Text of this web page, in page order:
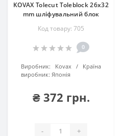
KOVAX Tolecut Toleblock 26x32
mm шліфувальний блок
Код товару: 705
0
Виробник: Kovax
Країна
виробник: Японія
₴ 372 грн.
- +